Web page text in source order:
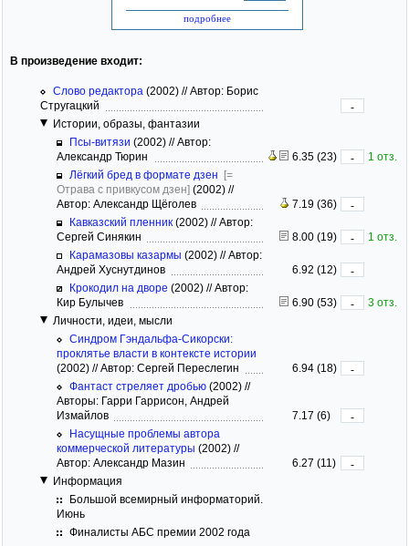
подробнее
В произведение входит:
Слово редактора (2002) //Автор: Борис
Стругацкий
-
Истории, образы, фантазии
Псы-витязи (2002) //Автор:
Александр Тюрин
6.35 (23) -
1 отз.
Лёгкий бред в формате дзен [=
Отрава с привкусом дзен] (2002) //
Автор: Александр Щёголев
7.19 (36)
-
Кавказский пленник (2002) //Автор:
Сергей Синякин
8.00 (19) -
1 отз.
Карамазовы казармы (2002) //Автор:
Андрей Хуснутдинов
6.92 (12)
-
Крокодил на дворе (2002) //Автор:
Кир Булычев
6.90 (53) -
3 отз.
Личности, идеи, мысли
Синдром Гэндальфа-Сикорски:
проклятье власти в контексте истории
(2002) //Автор: Сергей Переслегин 6.94 (18)
-
Фантаст стреляет дробью (2002) //
Авторы: Гарри Гаррисон, Андрей
Измайлов
7.17 (6)
-
Насущные проблемы автора
коммерческой литературы (2002) //
Автор: Александр Мазин
6.27 (11)
-
Информация
Большой всемирный информаторий.
Июнь
Финалисты АБС премии 2002 года